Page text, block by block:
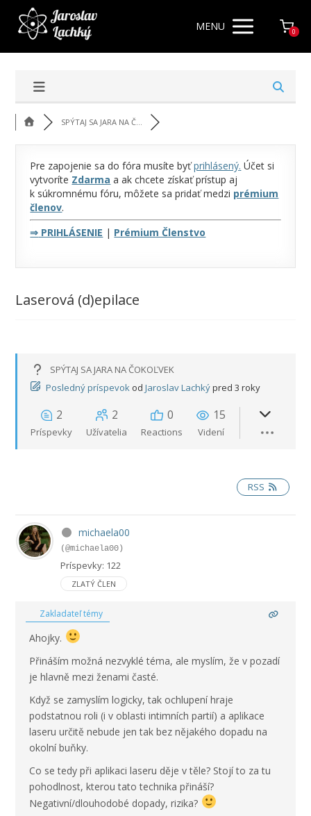
MENU 0
SPÝTAJ SA JARA NA Č...
Pre zapojenie sa do fóra musíte byťprihlásený. Účet si
vytvoríte Zdarma a ak chcete získať prístup aj
k súkromnému fóru, môžete sa pridať medzi prémium
členov.
⇒ PRIHLÁSENIE | Prémium Členstvo
Laserová (d)epilace
SPÝTAJ SA JARA NA ČOKOĽVEK
Posledný príspevok od Jaroslav Lachkýpred 3 roky
2
Príspevky
2
Užívatelia
0
Reactions
15
Videní
RSS
michaela00
(@michaela00)
Príspevky: 122
ZLATÝ ČLEN
Zakladateľ témy
Ahojky.
Přináším možná nezvyklé téma, ale myslím, že v pozadí
je hlavně mezi ženami časté.
Když se zamyslím logicky, tak ochlupení hraje
podstatnou roli (i v oblasti intimních partií) a aplikace
laseru určitě nebude jen tak bez nějakého dopadu na
okolní buňky.
Co se tedy při aplikaci laseru děje v těle? Stojí to za tu
pohodlnost, kterou tato technika přináší?
Negativní/dlouhodobé dopady, rizika?